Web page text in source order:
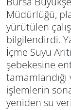
Müdürlüğü,
yürütülen
bilgilendirdi.
İçme Suyu
şebekesine
işlemlerin
yeniden su